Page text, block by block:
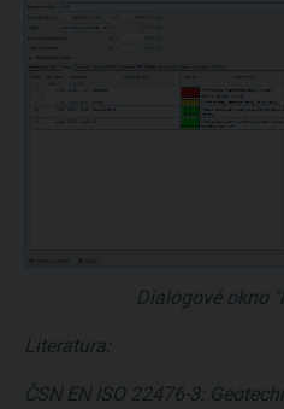
Dialogové okno
Literatura:
ČSN EN ISO 22476-3: